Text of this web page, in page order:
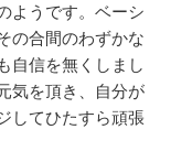
ようです。ベーシ
の合間のわずかな
自信を無くしまし
気を頂き、自分が
してひたすら頑張